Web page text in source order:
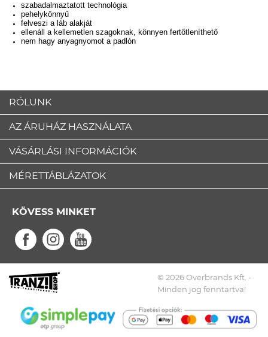
szabadalmaztatott technológia
pehelykönnyű
felveszi a láb alakját
ellenáll a kellemetlen szagoknak, könnyen fertőtleníthető
nem hagy anyagnyomot a padlón
RÓLUNK
AZ ÁRUHÁZ HASZNÁLATA
VÁSÁRLÁSI INFORMÁCIÓK
MÉRETTÁBLÁZATOK
KÖVESS MINKET
© 2026 Overbrands Kft. -
Minden jog fenntartva!